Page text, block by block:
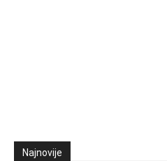
Najnovije